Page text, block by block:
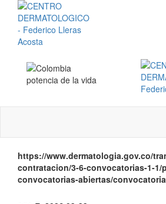
https://www.dermatologia.gov.co/
contratacion/3-6-convocatorias-1-
convocatorias-abiertas/